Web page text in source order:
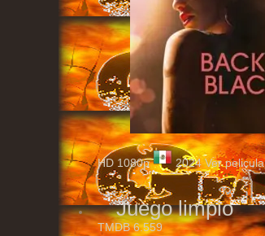
HD 1080p 2024 Ver pelicula
Juego limpio
TMDB6.559